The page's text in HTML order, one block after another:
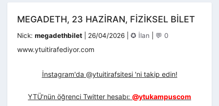
MEGADETH, 23 HAZIRAN, FIZIKSEL BILET
Nick: megadethbilet 26/04/2026 Kategoriler
✪ İlan 💬 0
www.ytuitirafediyor.com
İnstagram'da @ytuitirafsitesi 'ni takip edin!
YTÜ'nün öğrenci Twitter hesabı: @ytukampuscom